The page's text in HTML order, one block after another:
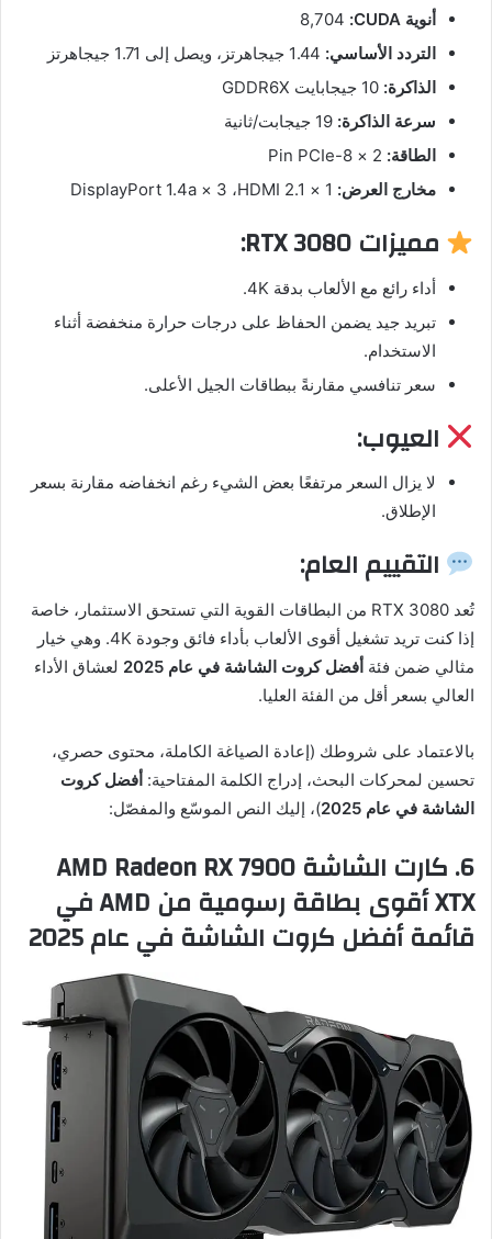
أنوية CUDA:
التردد الأساسي:
الذاكرة:
سرعة الذاكرة:
الطاقة:
مخارج العرض:
مميزات RTX 3080:
أداء رائع مع الألعاب بدقة 4K.
تبريد جيد يضمن الحفاظ على درجات حرارة منخفضة أثناء
الاستخدام.
سعر تنافسي مقارنةً ببطاقات الجيل الأعلى.
العيوب:
لا يزال السعر مرتفعًا بعض الشيء رغم انخفاضه مقارنة بسعر
الإطلاق.
التقييم العام:
تُعد RTX 3080 من البطاقات القوية التي تستحق الاستثمار، خاصة
إذا كنت تريد تشغيل أقوى الألعاب بأداء فائق وجودة 4K. وهي خيار
مثالي ضمن فئة أفضل كروت الشاشة في عام 2025
لعشاق الأداء
العالي بسعر أقل من الفئة العليا.
بالاعتماد على شروطك (إعادة الصياغة الكاملة، محتوى حصري،
تحسين لمحركات البحث، إدراج الكلمة المفتاحية: أفضل كروت
الشاشة في عام 2025
)، إليك النص الموسّع والمفصّل:
6. كارت الشاشة AMD Radeon RX 7900
XTX أقوى بطاقة رسومية من AMD في
قائمة أفضل كروت الشاشة في عام 2025